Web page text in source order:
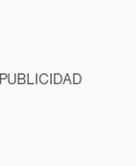
PUBLICIDAD